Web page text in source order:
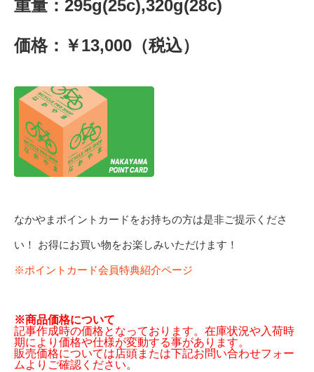
重量：295g(25c),320g(28c)
価格：￥13,000（税込）
なかやまポイントカードをお持ちの方は是非ご提示くださ
い！ お得にお買い物をお楽しみいただけます！
※ポイントカード会員特典紹介ページ
※商品価格について
記事作成時の価格となっております。在庫状況や入荷時
期により価格や仕様が変動する事があります。
販売価格については店頭または下記お問い合わせフォー
ムよりご確認ください。